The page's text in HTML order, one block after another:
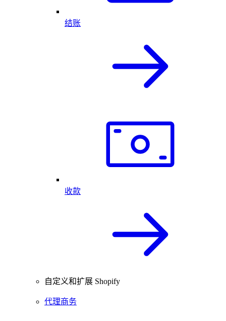
结账
收款
自定义和扩展 Shopify
代理商务